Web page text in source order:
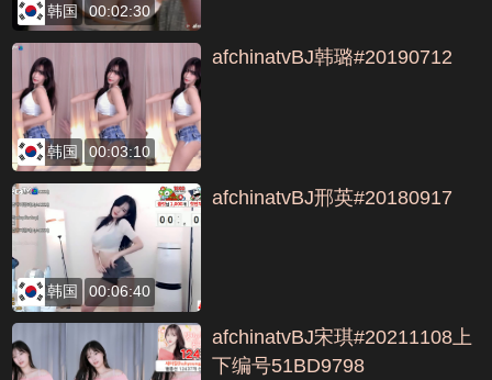
韩国 00:02:30
韩国 00:03:10
afchinatvBJ韩璐#20190712
韩国 00:06:40
afchinatvBJ邢英#20180917
afchinatvBJ宋琪#20211108上
下编号51BD9798